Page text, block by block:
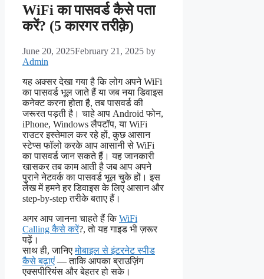
WiFi का पासवर्ड कैसे पता
करें? (5 कारगर तरीक़े)
June 20, 2025February 21, 2025 by
Admin
यह अक्सर देखा गया है कि लोग अपने WiFi
का पासवर्ड भूल जाते हैं या जब नया डिवाइस
कनेक्ट करना होता है, तब पासवर्ड की
जरूरत पड़ती है। चाहे आप Android फोन,
iPhone, Windows लैपटॉप, या WiFi
राउटर इस्तेमाल कर रहे हों, कुछ आसान
स्टेप्स फॉलो करके आप आसानी से WiFi
का पासवर्ड जान सकते हैं। यह जानकारी
खासकर तब काम आती है जब आप अपने
पुराने नेटवर्क का पासवर्ड भूल चुके हों। इस
लेख में हमने हर डिवाइस के लिए आसान और
step-by-step तरीके बताए हैं।
अगर आप जानना चाहते हैं किWiFi
Calling कैसे करें?, तो यह गाइड भी ज़रूर
पढ़ें।
साथ ही, जानिएमोबाइल से इंटरनेट स्पीड
कैसे बढ़ाएं — ताकि आपका ब्राउज़िंग
एक्सपीरियंस और बेहतर हो सके।